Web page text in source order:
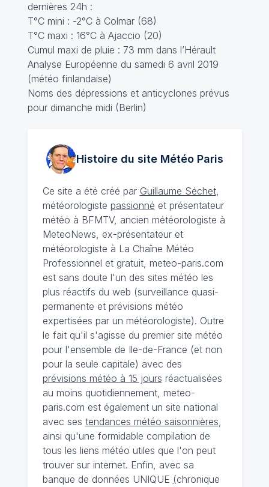
dernières 24h :
T°C mini : -2°C à Colmar (68)
T°C maxi : 16°C à Ajaccio (20)
Cumul maxi de pluie : 73 mm dans l’Hérault
Analyse Européenne du samedi 6 avril 2019
(météo finlandaise)
Noms des dépressions et anticyclones prévus
pour dimanche midi (Berlin)
Histoire du site MétéoParis
Ce site a été créé par Guillaume Séchet,
météorologiste passionné et présentateur
météo à BFMTV, ancien météorologiste à
MeteoNews, ex-présentateur et
météorologiste à La Chaîne Météo
Professionnel et gratuit, meteo-paris.com
est sans doute l'un des sites météo les
plus réactifs du web (surveillance quasi-
permanente et prévisions météo
expertisées par un météorologiste). Outre
le fait qu'il s'agisse du premier site météo
pour l'ensemble de Ile-de-France (et non
pour la seule capitale) avec des
prévisions météo à 15 jours réactualisées
au moins quotidiennement, meteo-
paris.com est également un site national
avec ses tendances météo saisonnières,
ainsi qu'une formidable compilation de
tous les liens météo utiles que l'on peut
trouver sur internet. Enfin, avec sa
banque de données UNIQUE (chronique